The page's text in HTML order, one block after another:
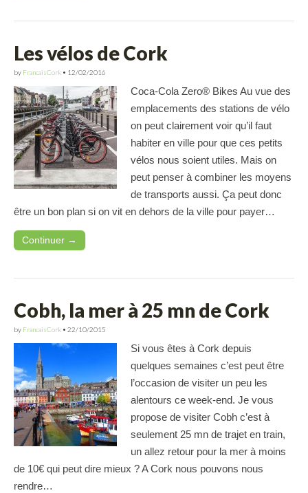
Les vélos de Cork
by FrancaisCork • 12/02/2016
Coca-Cola Zero® Bikes Au vue des
emplacements des stations de vélo
on peut clairement voir qu’il faut
habiter en ville pour que ces petits
vélos nous soient utiles. Mais on
peut penser à combiner les moyens
de transports aussi. Ça peut donc
être un bon plan si on vit en dehors de la ville pour payer…
Continuer →
Cobh, la mer à 25 mn de Cork
by FrancaisCork • 22/10/2015
Si vous êtes à Cork depuis
quelques semaines c’est peut être
l’occasion de visiter un peu les
alentours ce week-end. Je vous
propose de visiter Cobh c’est à
seulement 25 mn de trajet en train,
un allez retour pour la mer à moins
de 10€ qui peut dire mieux ? A Cork nous pouvons nous
rendre…